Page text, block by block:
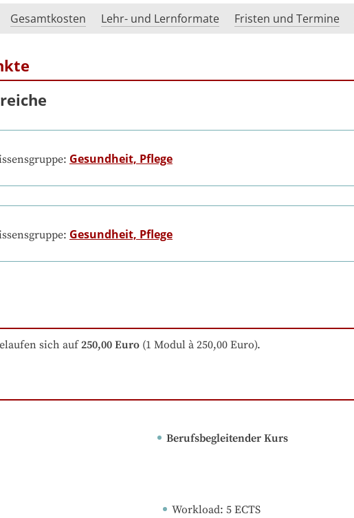
Gesamtkosten Lehr- und Lernformate Fristen und Termine
Gesundheit, Pflege
Gesundheit, Pflege
sich auf250,00 Euro (1 Modul à 250,00 Euro).
Berufsbegleitender Kurs
Workload: 5 ECTS